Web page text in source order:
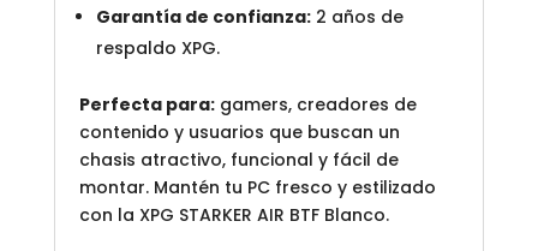
Garantía de confianza:2 años de
respaldo XPG.
Perfecta para:gamers, creadores de
contenido y usuarios que buscan un
chasis atractivo, funcional y fácil de
montar. Mantén tu PC fresco y estilizado
con la XPG STARKER AIR BTF Blanco.